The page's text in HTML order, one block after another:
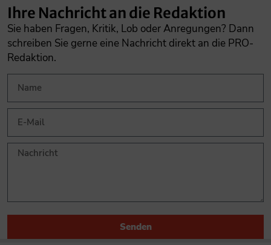
Ihre Nachricht an die Redaktion
Sie haben Fragen, Kritik, Lob oder Anregungen? Dann
schreiben Sie gerne eine Nachricht direkt an die PRO-
Redaktion.
Senden